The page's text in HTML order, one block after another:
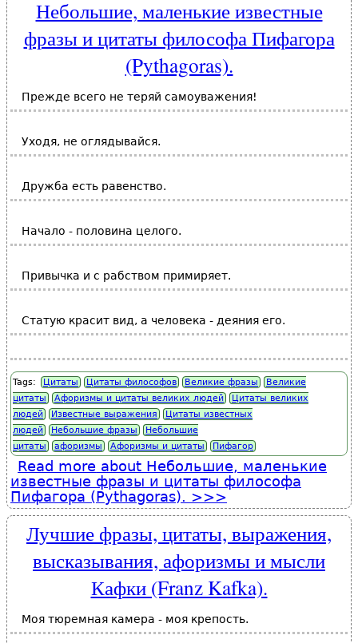
Небольшие, маленькие известные
фразы и цитаты философа Пифагора
(Pythagoras).
Прежде всего не теряй самоуважения!
Уходя, не оглядывайся.
Дружба есть равенство.
Начало - половина целого.
Привычка и с рабством примиряет.
Статую красит вид, а человека - деяния его.
Tags: Цитаты Цитаты философов Великие фразы
Великие
цитаты
Афоризмы и цитаты великих людей
Цитаты великих
людей
Известные выражения
Цитаты известных
людей
Небольшие фразы
Небольшие
цитаты
афоризмы Афоризмы и цитаты Пифагор
Read more about Небольшие, маленькие
известные фразы и цитаты философа
Пифагора (Pythagoras).
Лучшие фразы, цитаты, выражения,
высказывания, афоризмы и мысли
Кафки (Franz Kafka).
Моя тюремная камера - моя крепость.